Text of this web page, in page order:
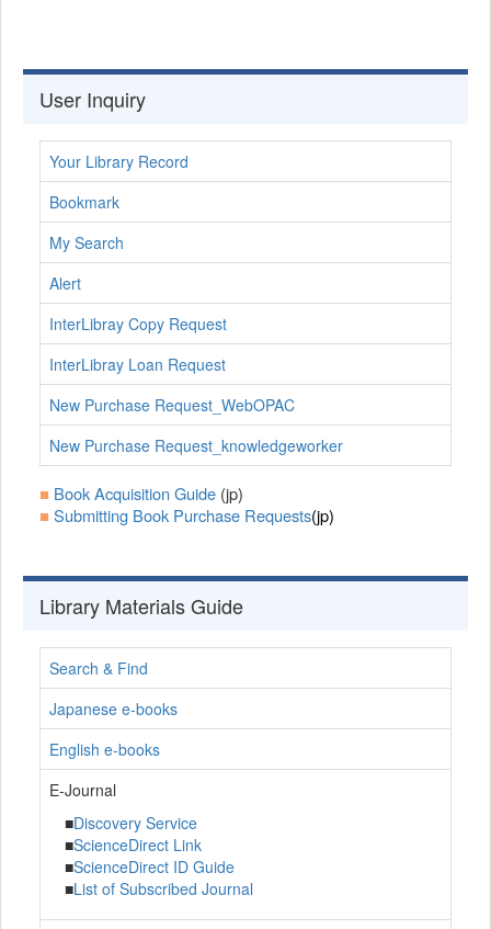
User Inquiry
Your Library Record
Bookmark
My Search
Alert
InterLibray Copy Request
InterLibray Loan Request
New Purchase Request_WebOPAC
New Purchase Request_knowledgeworker
■ Book Acquisition Guide (jp)
■Submitting Book Purchase Requests(jp)
Library Materials Guide
Search & Find
Japanese e-books
English e-books
E-Journal
■Discovery Service
■ScienceDirect Link
■ScienceDirect ID Guide
■List of Subscribed Journal